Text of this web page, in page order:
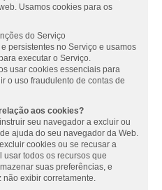
Usamos cookies para os
do Serviço
persistentes no Serviço e usamos
executar o Serviço.
usar cookies essenciais para
o uso fraudulento de contas de
aos cookies?
seu navegador a excluir ou
ajuda do seu navegador da Web.
cookies ou se recusar a
todos os recursos que
suas preferências, e
exibir corretamente.